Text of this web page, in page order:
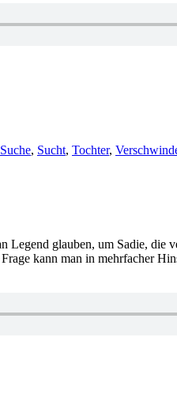
Suche, Sucht, Tochter,
Legend glauben, um Sadie,
kann man in mehrfacher